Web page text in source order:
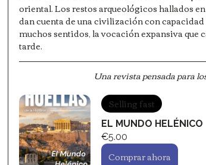
oriental. Los restos arqueológicos hallados
dan cuenta de una civilización con
muchos sentidos, la vocación expansiva que
tarde.
Una revista pensada para
Selling fast
EL MUNDO HELÉNICO
€5.00
Comprar ahora